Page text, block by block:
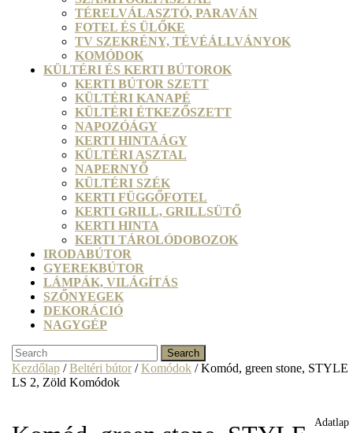
TÉRELVÁLASZTÓ, PARAVÁN
FOTEL ÉS ÜLŐKE
TV SZEKRÉNY, TÉVÉÁLLVÁNYOK
KOMÓDOK
KÜLTÉRI ÉS KERTI BÚTOROK
KERTI BÚTOR SZETT
KÜLTÉRI KANAPÉ
KÜLTÉRI ÉTKEZŐSZETT
NAPOZÓÁGY
KERTI HINTAÁGY
KÜLTÉRI ASZTAL
NAPERNYŐ
KÜLTÉRI SZÉK
KERTI FÜGGŐFOTEL
KERTI GRILL, GRILLSÜTŐ
KERTI HINTA
KERTI TÁROLÓDOBOZOK
IRODABÚTOR
GYEREKBÚTOR
LÁMPÁK, VILÁGÍTÁS
SZŐNYEGEK
DEKORÁCIÓ
NAGYGÉP
CLOSE
BUTTON
Search
for:
Kezdőlap /Beltéri bútor/Komódok / Komód, green stone, STYLE
LS 2, Zöld Komódok
Adatlap
Adatlap
Adatlap
Adatlap